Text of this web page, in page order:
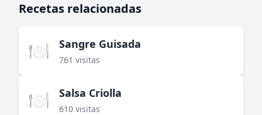
Recetas relacionadas
🍽️ Sangre Guisada
761 visitas
🍽️ Salsa Criolla
610 visitas